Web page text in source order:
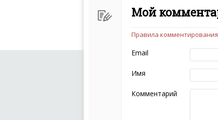
Мой
Чтобы ваш комментарий
следующих правил:
Комментарий не
эмоциональных
Не стоит
Пожалуйста, не
также призывы к
Правила комментирования
Email
Имя
Комментарий